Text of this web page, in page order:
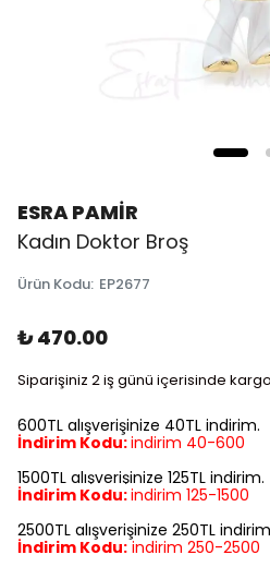
ESRA PAMİR
Kadın Doktor Broş
Ürün Kodu: EP2677
₺ 470.00
Siparişiniz 2 iş günü içerisinde
600TL alışverişinize 40TL indirim.
İndirim Kodu:indirim 40-600
1500TL alışverişinize 125TL indirim.
İndirim Kodu:indirim 125-1500
2500TL alışverişinize 250TL
İndirim Kodu: indirim 250-2500